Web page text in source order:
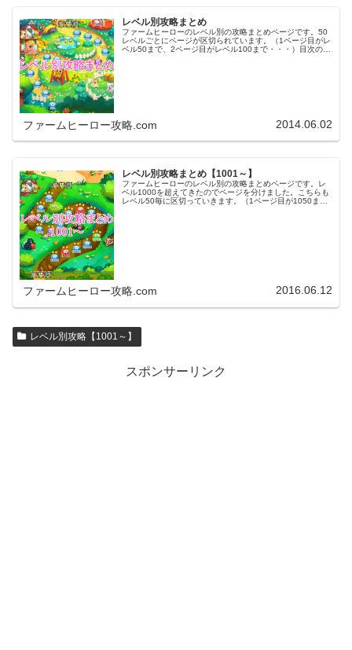
レベル別攻略まとめ
ファームヒーローのレベル別の攻略まとめページです。50
レベルごとにページが区切られています。（1ページ目がレ
ベル50まで、2ページ目がレベル100まで・・・）目次のリ
ファームヒーロー攻略.com 2014.06.02
レベル別攻略まとめ【1001～】
ファームヒーローのレベル別の攻略まとめページです。レ
ベル1000を超えてきたのでページを分けました。こちらも
レベル50毎に区切っていきます。（1ページ目が1050ま
ファームヒーロー攻略.com 2016.06.12
レベル別攻略【1001～】
スポンサーリンク